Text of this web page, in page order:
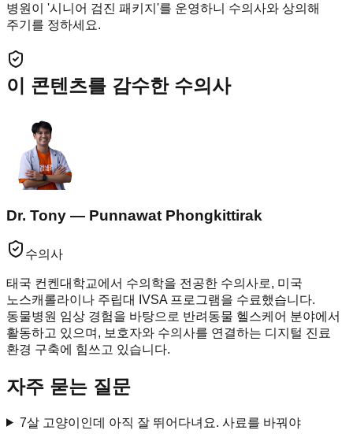
병원이 '시니어 검진 패키지'를 운영하니 수의사와 상의해
주기를 정하세요.
이 콘텐츠를 감수한 수의사
Dr. Tony — Punnawat Phongkittirak
수의사
태국 컨켄대학교에서 수의학을 전공한 수의사로, 미국
노스캐롤라이나 주립대 IVSA 프로그램을 수료했습니다.
동물병원 임상 경험을 바탕으로 반려동물 헬스케어 분야에서
활동하고 있으며, 보호자와 수의사를 연결하는 디지털 진료
환경 구축에 힘쓰고 있습니다.
자주 묻는 질문
7살 고양이인데 아직 잘 뛰어다녀요. 사료를 바꿔야